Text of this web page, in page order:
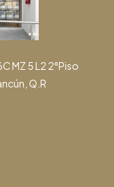
MZ 5 L2 2°Piso
Q.R